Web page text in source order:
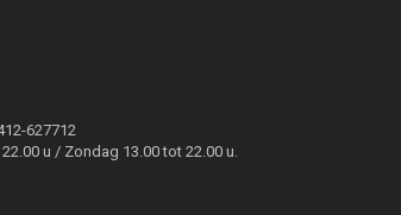
627712
u / Zondag 13.00 tot 22.00 u.